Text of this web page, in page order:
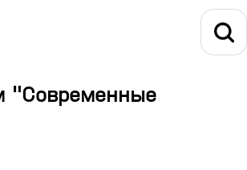
"Современные